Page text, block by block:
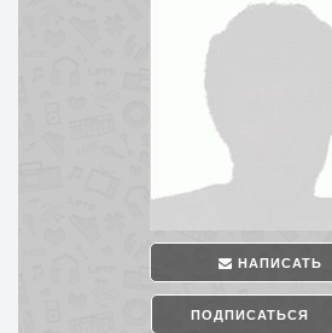
НАПИСАТЬ
ПОДПИСАТЬСЯ